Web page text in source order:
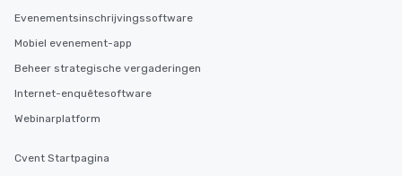
Evenementsinschrijvingssoftware
Mobiel evenement-app
Beheer strategische vergaderingen
Internet-enquêtesoftware
Webinarplatform
Cvent Startpagina